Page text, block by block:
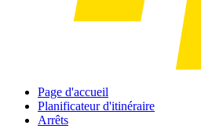
Page d'accueil
Planificateur d'itinéraire
Arrêts